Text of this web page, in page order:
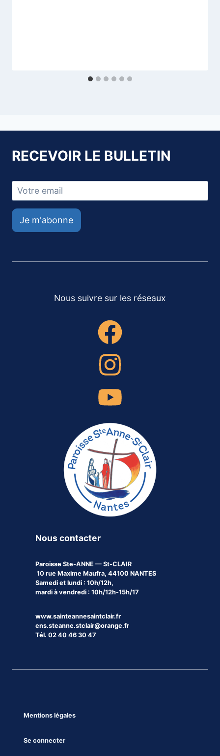
RECEVOIR LE BULLETIN
Je m'abonne
Nous suivre sur les réseaux
Nous contacter
Paroisse Ste-ANNE — St-CLAIR
10 rue Maxime Maufra, 44100 NANTES
Samedi et lundi : 10h/12h,
mardi à vendredi : 10h/12h-15h/17
www.sainteannesaintclair.fr
ens.steanne.stclair@orange.fr
Tél. 02 40 46 30 47
Mentions légales
Se connecter